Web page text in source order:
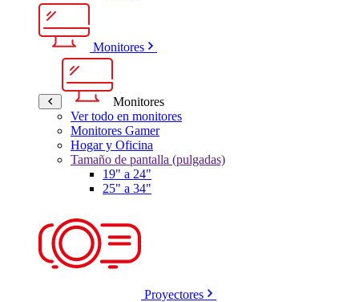
Monitores
Monitores
Ver todo en monitores
Monitores Gamer
Hogar y Oficina
Tamaño de pantalla (pulgadas)
19" a 24"
25" a 34"
Proyectores